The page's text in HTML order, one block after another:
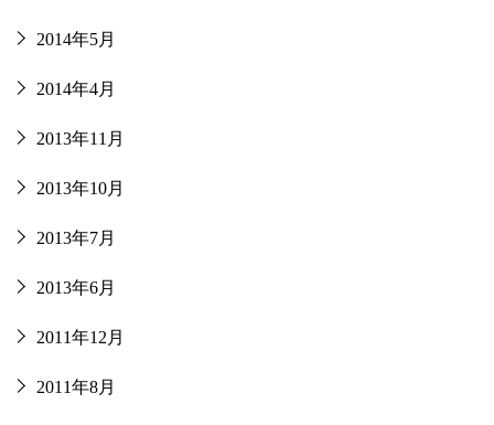
2014年5月
2014年4月
2013年11月
2013年10月
2013年7月
2013年6月
2011年12月
2011年8月